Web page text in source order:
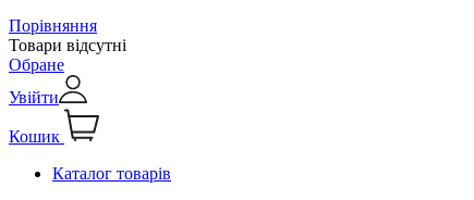
Порівняння
Товари відсутні
Обране
Увійти
Кошик
Каталог товарів